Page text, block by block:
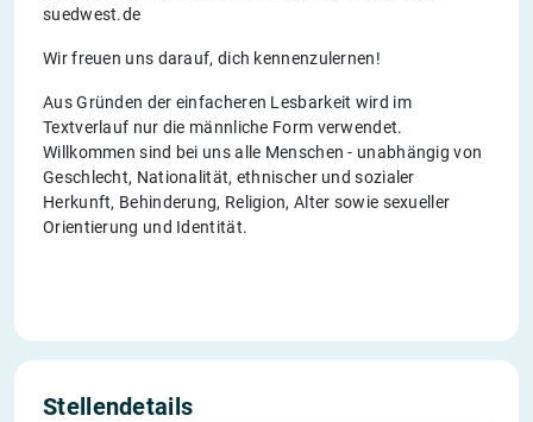
suedwest.de
Wir freuen uns darauf, dich kennenzulernen!
Aus Gründen der einfacheren Lesbarkeit wird im
Textverlauf nur die männliche Form verwendet.
Willkommen sind bei uns alle Menschen - unabhängig von
Geschlecht, Nationalität, ethnischer und sozialer
Herkunft, Behinderung, Religion, Alter sowie sexueller
Orientierung und Identität.
Stellendetails